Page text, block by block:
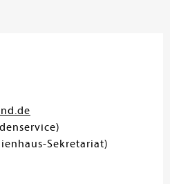
Sekretariat)